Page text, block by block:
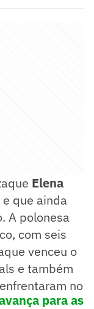
Elena
que ainda
A polonesa
com seis
venceu o
e também
no
para as